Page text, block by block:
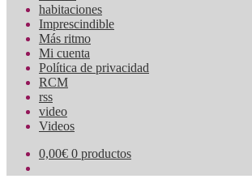
habitaciones
Imprescindible
Más ritmo
Mi cuenta
Política de privacidad
RCM
rss
video
Videos
0,00€ 0 productos